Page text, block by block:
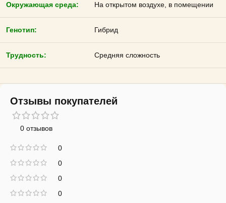
Окружающая среда: На открытом воздухе, в помещении
Генотип: Гибрид
Трудность: Средняя сложность
Отзывы покупателей
0 отзывов
0
0
0
0